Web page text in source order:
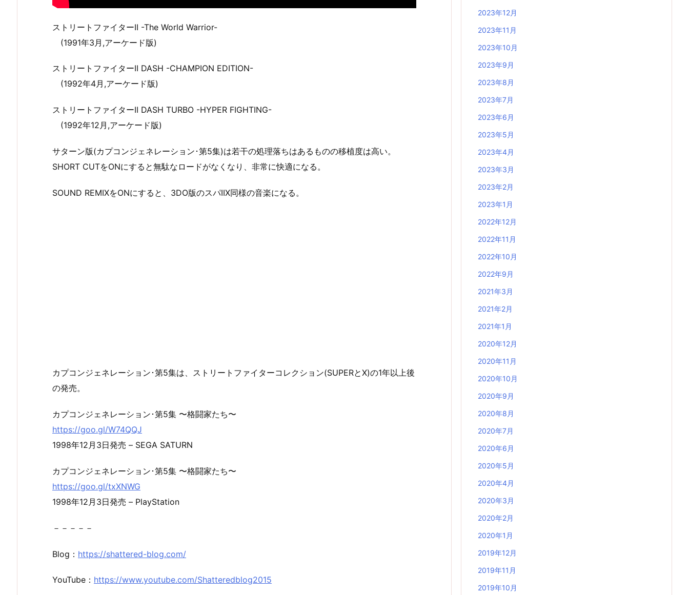
ストリートファイターII -The World Warrior-
(1991年3月,アーケード版)
ストリートファイターII DASH -CHAMPION EDITION-
(1992年4月,アーケード版)
ストリートファイターII DASH TURBO -HYPER FIGHTING-
(1992年12月,アーケード版)
サターン版(カプコンジェネレーション･第5集)は若干の処理落ちはあるものの移植度は高い。
SHORT CUTをONにすると無駄なロードがなくなり、非常に快適になる。
SOUND REMIXをONにすると、3DO版のスパIIX同様の音楽になる。
カプコンジェネレーション･第5集は、ストリートファイターコレクション(SUPERとX)の1年以上後
の発売。
カプコンジェネレーション･第5集 〜格闘家たち〜
https://goo.gl/W74QQJ
1998年12月3日発売 – SEGA SATURN
カプコンジェネレーション･第5集 〜格闘家たち〜
https://goo.gl/txXNWG
1998年12月3日発売 – PlayStation
－－－－－
Blog： https://shattered-blog.com/
YouTube： https://www.youtube.com/Shatteredblog2015
2023年12月
2023年11月
2023年10月
2023年9月
2023年8月
2023年7月
2023年6月
2023年5月
2023年4月
2023年3月
2023年2月
2023年1月
2022年12月
2022年11月
2022年10月
2022年9月
2021年3月
2021年2月
2021年1月
2020年12月
2020年11月
2020年10月
2020年9月
2020年8月
2020年7月
2020年6月
2020年5月
2020年4月
2020年3月
2020年2月
2020年1月
2019年12月
2019年11月
2019年10月